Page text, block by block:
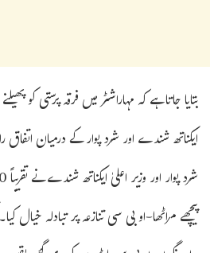
بتایا جاتا ہے کہ مہاراشٹر میں فرقہ پرستی کو
ایکناتھ شندے اور شرد پوار کے درمیان
پیچھے مراٹھا-او بی سی تنازعہ پر تبادلہ